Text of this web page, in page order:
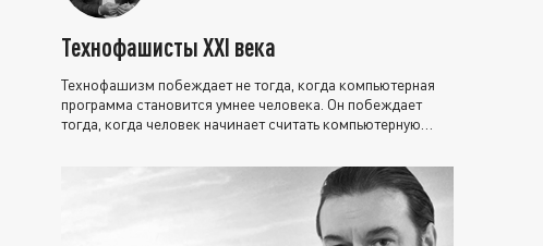
Технофашисты XXI века
Технофашизм побеждает не тогда, когда компьютерная
программа становится умнее человека. Он побеждает
тогда, когда человек начинает считать компьютерную